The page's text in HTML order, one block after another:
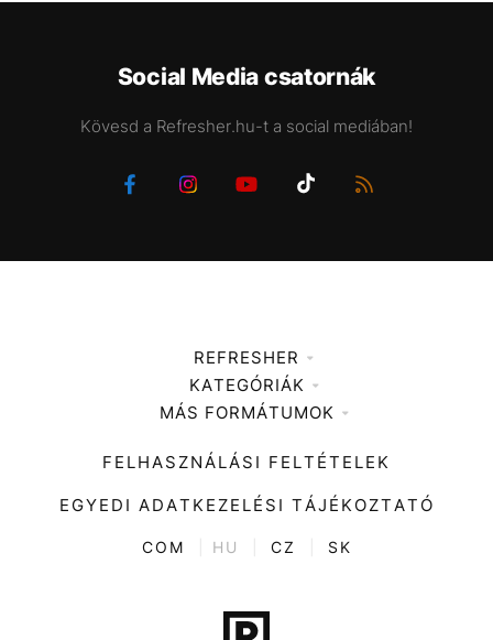
Social Media csatornák
Kövesd a Refresher.hu-t a social mediában!
REFRESHER
Médiaajánlat
KATEGÓRIÁK
Zene
Divat
Kultúra
ENTR
Tech-Tudomány
MÁS FORMÁTUMOK
FELHASZNÁLÁSI FELTÉTELEK
EGYEDI ADATKEZELÉSI TÁJÉKOZTATÓ
COM HU CZ SK